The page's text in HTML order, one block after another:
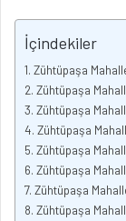
İçindekiler
Zühtüpaşa
Zühtüpaşa
Zühtüpaşa
Zühtüpaşa
Zühtüpaşa
Zühtüpaşa
Zühtüpaşa
Zühtüpaşa